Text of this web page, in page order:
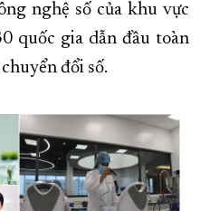
nghệ số của khu vực
quốc gia dẫn đầu toàn
đổi số.